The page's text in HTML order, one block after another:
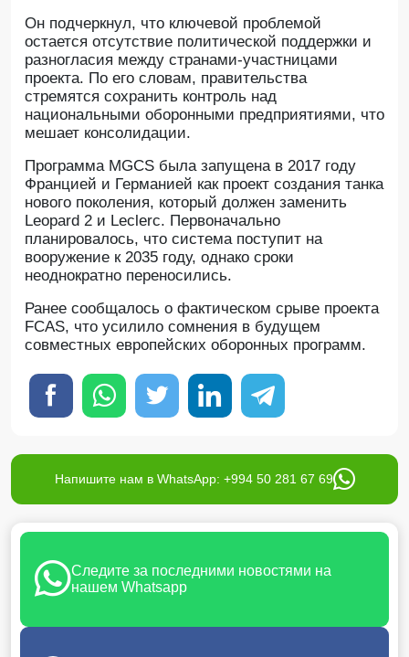
Он подчеркнул, что ключевой проблемой
остается отсутствие политической поддержки и
разногласия между странами-участницами
проекта. По его словам, правительства
стремятся сохранить контроль над
национальными оборонными предприятиями, что
мешает консолидации.
Программа MGCS была запущена в 2017 году
Францией и Германией как проект создания танка
нового поколения, который должен заменить
Leopard 2 и Leclerc. Первоначально
планировалось, что система поступит на
вооружение к 2035 году, однако сроки
неоднократно переносились.
Ранее сообщалось о фактическом срыве проекта
FCAS, что усилило сомнения в будущем
совместных европейских оборонных программ.
Напишите нам в WhatsApp: +994 50 281 67 69
Следите за последними новостями на
нашем Whatsapp